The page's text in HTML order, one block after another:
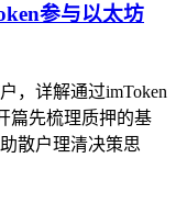
参与以太坊
，详解通过imToken
篇先梳理质押的基
散户理清决策思